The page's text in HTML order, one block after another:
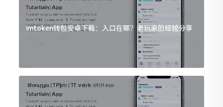
imtoken钱包安卓下载：入口在哪？老玩家的经验分享